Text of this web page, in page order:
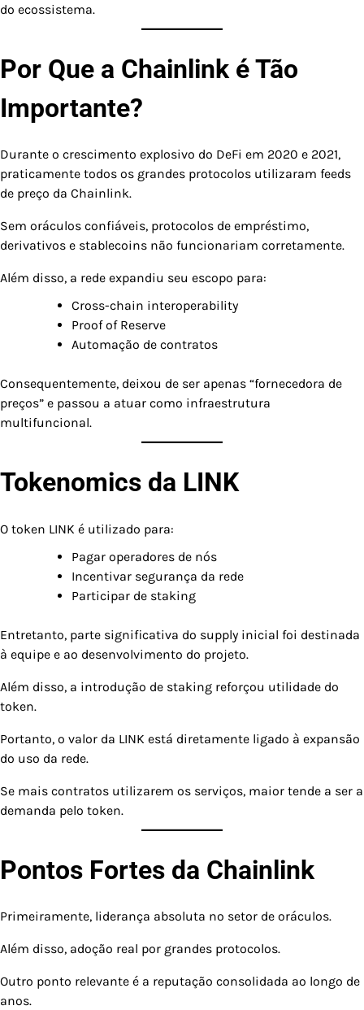
do ecossistema.
Por Que a Chainlink é Tão
Importante?
Durante o crescimento explosivo do DeFi em 2020 e 2021,
praticamente todos os grandes protocolos utilizaram feeds
de preço da Chainlink.
Sem oráculos confiáveis, protocolos de empréstimo,
derivativos e stablecoins não funcionariam corretamente.
Além disso, a rede expandiu seu escopo para:
Cross-chain interoperability
Proof of Reserve
Automação de contratos
Consequentemente, deixou de ser apenas “fornecedora de
preços” e passou a atuar como infraestrutura
multifuncional.
Tokenomics da LINK
O token LINK é utilizado para:
Pagar operadores de nós
Incentivar segurança da rede
Participar de staking
Entretanto, parte significativa do supply inicial foi destinada
à equipe e ao desenvolvimento do projeto.
Além disso, a introdução de staking reforçou utilidade do
token.
Portanto, o valor da LINK está diretamente ligado à expansão
do uso da rede.
Se mais contratos utilizarem os serviços, maior tende a ser a
demanda pelo token.
Pontos Fortes da Chainlink
Primeiramente, liderança absoluta no setor de oráculos.
Além disso, adoção real por grandes protocolos.
Outro ponto relevante é a reputação consolidada ao longo de
anos.